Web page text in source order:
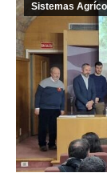
Sistemas